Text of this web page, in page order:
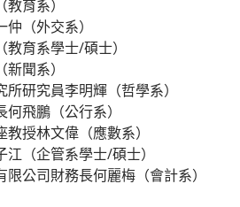
育系）
（外交系）
育系學士/碩士）
聞系）
研究員李明輝（哲學系）
飛鵬（公行系）
授林文偉（應數系）
（企管系學士/碩士）
公司財務長何麗梅（會計系）